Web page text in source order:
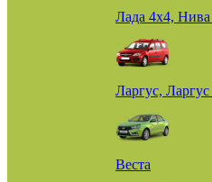
Лада 4х4,
Ларгус,
Веста